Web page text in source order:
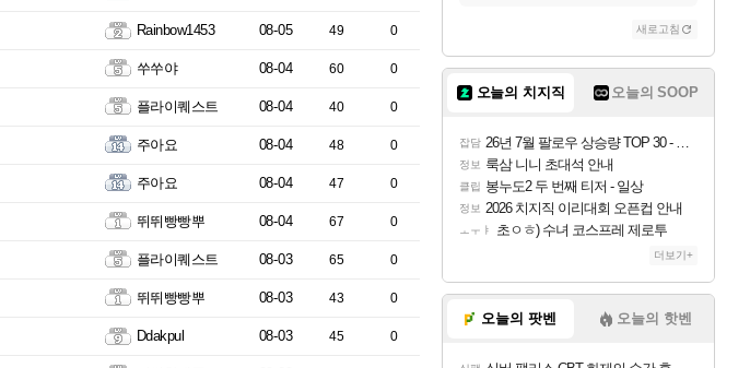
Rainbow1453 08-05 49 0
쑤쑤야 08-04 60 0
플라이퀘스트 08-04 40 0
주아요 08-04 48 0
주아요 08-04 47 0
뛰뛰빵빵뿌 08-04 67 0
플라이퀘스트 08-03 65 0
뛰뛰빵빵뿌 08-03 43 0
Ddakpul 08-03 45 0
새로고침
오늘의 치지직 오늘의 SOOP
잡담 26년 7월 팔로우 상승량 TOP 30 - 월간 치지직
정보 룩삼 니니 초대석 안내
클립 봉누도2 두 번째 티저 - 일상
정보 2026 치지직 이리대회 오픈컵 안내
ㅗㅜㅑ 초ㅇㅎ) 수녀 코스프레 제로투
더보기+
오늘의 팟벤 오늘의 핫벤